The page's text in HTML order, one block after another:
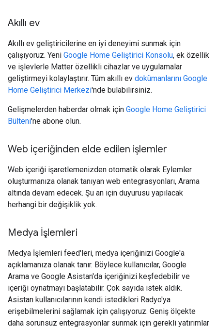
Akıllı ev
Akıllı ev geliştiricilerine en iyi deneyimi sunmak için
çalışıyoruz. Yeni Google Home Geliştirici Konsolu, ek özellik
ve işlevlerle Matter özellikli cihazlar ve uygulamalar
geliştirmeyi kolaylaştırır. Tüm akıllı ev dokümanlarını Google
Home Geliştirici Merkezi'nde bulabilirsiniz.
Gelişmelerden haberdar olmak için Google Home Geliştirici
Bülteni'ne abone olun.
Web içeriğinden elde edilen işlemler
Web içeriği işaretlemenizden otomatik olarak Eylemler
oluşturmanıza olanak tanıyan web entegrasyonları, Arama
altında devam edecek. Şu an için duyurusu yapılacak
herhangi bir değişiklik yok.
Medya İşlemleri
Medya İşlemleri feed'leri, medya içeriğinizi Google'a
açıklamanıza olanak tanır. Böylece kullanıcılar, Google
Arama ve Google Asistan'da içeriğinizi keşfedebilir ve
içeriği oynatmayı başlatabilir. Çok sayıda istek aldık.
Asistan kullanıcılarının kendi istedikleri Radyo'ya
erişebilmelerini sağlamak için çalışıyoruz. Geniş ölçekte
daha sorunsuz entegrasyonlar sunmak için gerekli yatırımlar